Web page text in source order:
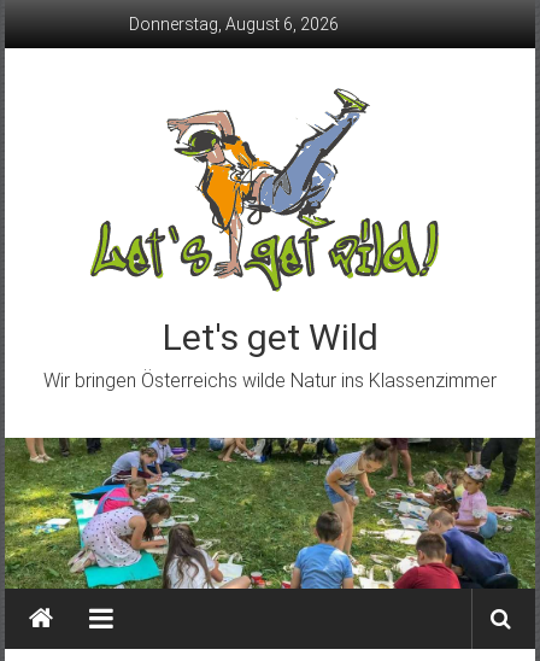
Donnerstag, August 6, 2026
Let's get Wild
Wir bringen Österreichs wilde Natur ins Klassenzimmer